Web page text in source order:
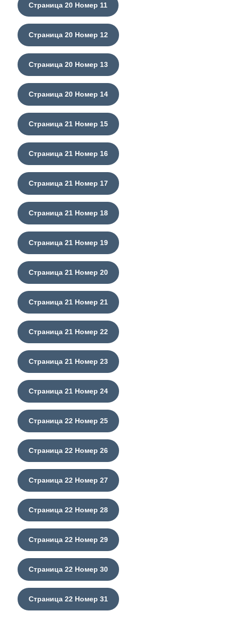
Страница 20 Номер 11
Страница 20 Номер 12
Страница 20 Номер 13
Страница 20 Номер 14
Страница 21 Номер 15
Страница 21 Номер 16
Страница 21 Номер 17
Страница 21 Номер 18
Страница 21 Номер 19
Страница 21 Номер 20
Страница 21 Номер 21
Страница 21 Номер 22
Страница 21 Номер 23
Страница 21 Номер 24
Страница 22 Номер 25
Страница 22 Номер 26
Страница 22 Номер 27
Страница 22 Номер 28
Страница 22 Номер 29
Страница 22 Номер 30
Страница 22 Номер 31